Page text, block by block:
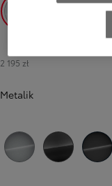
2 195 zł
Metalik